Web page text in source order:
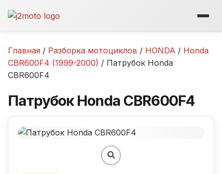
Главная / Разборка мотоциклов / HONDA / Honda
CBR600F4 (1999-2000) / Патрубок Honda
CBR600F4
Патрубок Honda CBR600F4